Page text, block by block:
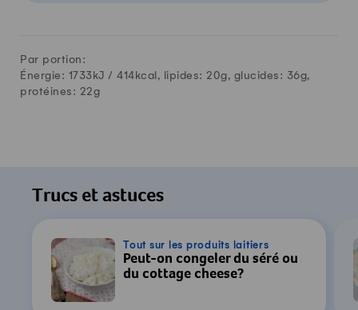
Par portion:
Énergie: 1733kJ / 414 kcal, lipides: 20g, glucides: 36g,
protéines: 22g
Trucs et astuces
Tout sur les produits laitiers
Peut-on congeler du séré ou
du cottage cheese?